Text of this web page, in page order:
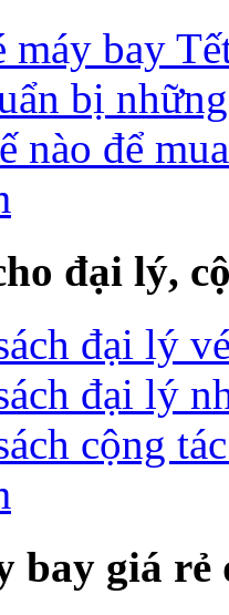
máy bay
bị
nào để
đại lý,
đại lý
đại lý
cộng
bay giá rẻ